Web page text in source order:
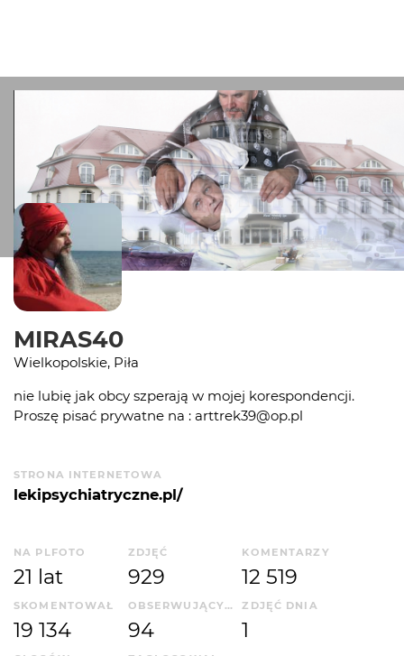
MIRAS40
Wielkopolskie, Piła
nie lubię jak obcy szperają w mojej korespondencji.
Proszę pisać prywatne na : arttrek39@op.pl
STRONA INTERNETOWA
lekipsychiatryczne.pl/
NA PLFOTO
21 lat
ZDJĘĆ
929
KOMENTARZY
12 519
SKOMENTOWAŁ
19 134
OBSERWUJĄCYCH
94
ZDJĘĆ DNIA
1